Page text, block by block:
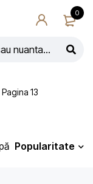
0
Pagina 13
Popularitate